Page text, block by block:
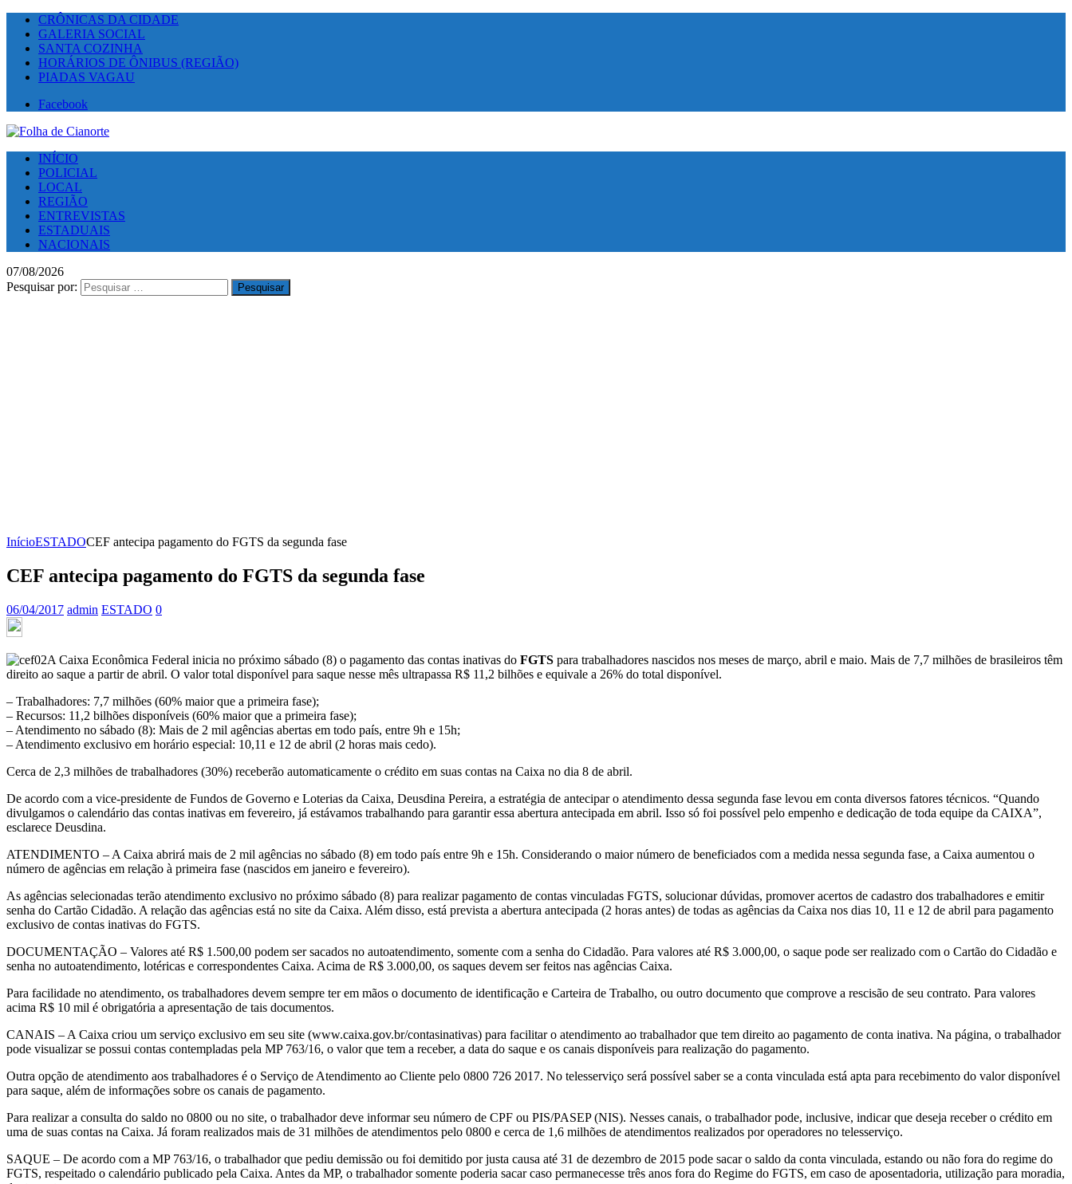
CRÔNICAS DA CIDADE
GALERIA SOCIAL
SANTA COZINHA
HORÁRIOS DE ÔNIBUS (REGIÃO)
PIADAS VAGAU
Facebook
INÍCIO
POLICIAL
LOCAL
REGIÃO
ENTREVISTAS
ESTADUAIS
NACIONAIS
07/08/2026
Pesquisar por:
InícioESTADOCEF antecipa pagamento do FGTS da segunda fase
CEF antecipa pagamento do FGTS da segunda fase
06/04/2017 admin ESTADO 0
A Caixa Econômica Federal inicia no próximo sábado (8) o pagamento das contas inativas do FGTS para trabalhadores nascidos nos meses de março, abril e maio. Mais de 7,7 milhões de brasileiros têm
direito ao saque a partir de abril. O valor total disponível para saque nesse mês ultrapassa R$ 11,2 bilhões e equivale a 26% do total disponível.
– Trabalhadores: 7,7 milhões (60% maior que a primeira fase);
– Recursos: 11,2 bilhões disponíveis (60% maior que a primeira fase);
– Atendimento no sábado (8): Mais de 2 mil agências abertas em todo país, entre 9h e 15h;
– Atendimento exclusivo em horário especial: 10,11 e 12 de abril (2 horas mais cedo).
Cerca de 2,3 milhões de trabalhadores (30%) receberão automaticamente o crédito em suas contas na Caixa no dia 8 de abril.
De acordo com a vice-presidente de Fundos de Governo e Loterias da Caixa, Deusdina Pereira, a estratégia de antecipar o atendimento dessa segunda fase levou em conta diversos fatores técnicos. “Quando
divulgamos o calendário das contas inativas em fevereiro, já estávamos trabalhando para garantir essa abertura antecipada em abril. Isso só foi possível pelo empenho e dedicação de toda equipe da CAIXA”,
esclarece Deusdina.
ATENDIMENTO – A Caixa abrirá mais de 2 mil agências no sábado (8) em todo país entre 9h e 15h. Considerando o maior número de beneficiados com a medida nessa segunda fase, a Caixa aumentou o
número de agências em relação à primeira fase (nascidos em janeiro e fevereiro).
As agências selecionadas terão atendimento exclusivo no próximo sábado (8) para realizar pagamento de contas vinculadas FGTS, solucionar dúvidas, promover acertos de cadastro dos trabalhadores e emitir
senha do Cartão Cidadão. A relação das agências está no site da Caixa. Além disso, está prevista a abertura antecipada (2 horas antes) de todas as agências da Caixa nos dias 10, 11 e 12 de abril para pagamento
exclusivo de contas inativas do FGTS.
DOCUMENTAÇÃO – Valores até R$ 1.500,00 podem ser sacados no autoatendimento, somente com a senha do Cidadão. Para valores até R$ 3.000,00, o saque pode ser realizado com o Cartão do Cidadão e
senha no autoatendimento, lotéricas e correspondentes Caixa. Acima de R$ 3.000,00, os saques devem ser feitos nas agências Caixa.
Para facilidade no atendimento, os trabalhadores devem sempre ter em mãos o documento de identificação e Carteira de Trabalho, ou outro documento que comprove a rescisão de seu contrato. Para valores
acima R$ 10 mil é obrigatória a apresentação de tais documentos.
CANAIS – A Caixa criou um serviço exclusivo em seu site (www.caixa.gov.br/contasinativas) para facilitar o atendimento ao trabalhador que tem direito ao pagamento de conta inativa. Na página, o trabalhador
pode visualizar se possui contas contempladas pela MP 763/16, o valor que tem a receber, a data do saque e os canais disponíveis para realização do pagamento.
Outra opção de atendimento aos trabalhadores é o Serviço de Atendimento ao Cliente pelo 0800 726 2017. No telesserviço será possível saber se a conta vinculada está apta para recebimento do valor disponível
para saque, além de informações sobre os canais de pagamento.
Para realizar a consulta do saldo no 0800 ou no site, o trabalhador deve informar seu número de CPF ou PIS/PASEP (NIS). Nesses canais, o trabalhador pode, inclusive, indicar que deseja receber o crédito em
uma de suas contas na Caixa. Já foram realizados mais de 31 milhões de atendimentos pelo 0800 e cerca de 1,6 milhões de atendimentos realizados por operadores no telesserviço.
SAQUE – De acordo com a MP 763/16, o trabalhador que pediu demissão ou foi demitido por justa causa até 31 de dezembro de 2015 pode sacar o saldo da conta vinculada, estando ou não fora do regime do
FGTS, respeitado o calendário publicado pela Caixa. Antes da MP, o trabalhador somente poderia sacar caso permanecesse três anos fora do Regime do FGTS, em caso de aposentadoria, utilização para moradia,